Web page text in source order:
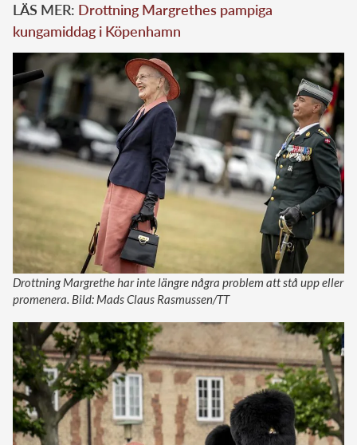
LÄS MER: Drottning Margrethes pampiga
kungamiddag i Köpenhamn
Drottning Margrethe har inte längre några problem att stå upp eller
promenera. Bild: Mads Claus Rasmussen/TT